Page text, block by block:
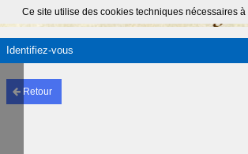
Ce site utilise des cookies techniques nécessaires
Identifiez-vous
Retour